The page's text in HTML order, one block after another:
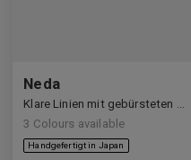
Neda
3 Colours available